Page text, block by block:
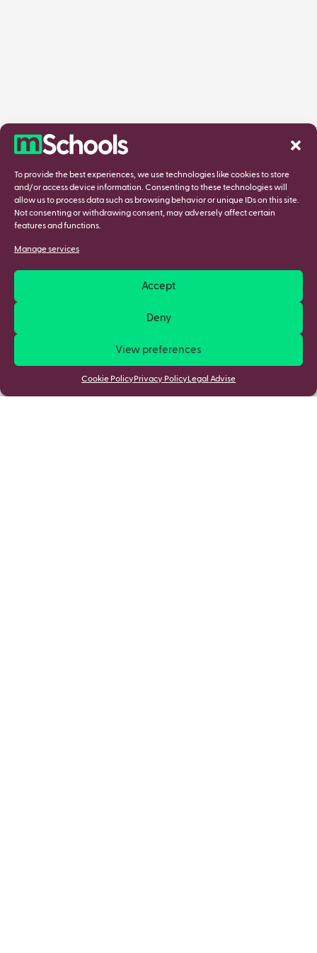
To provide the best experiences, we use technologies like cookies to store
and/or access device information. Consenting to these technologies will
allow us to process data such as browsing behavior or unique IDs on this site.
Not consenting or withdrawing consent, may adversely affect certain
features and functions.
Manage services
Accept
Deny
View preferences
Cookie Policy Privacy Policy Legal Advise